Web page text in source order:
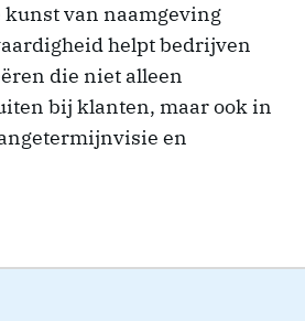
kunst van naamgeving
helpt bedrijven
die niet alleen
bij klanten, maar ook in
en